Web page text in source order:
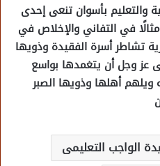
والتعليم بأسوان تنعى إحدى
في التفاني والإخلاص في
تشاطر أسرة الفقيدة وذويها
عز وجل أن يتغمدها بواسع
أهلها وذويها الصبر
الواجب التعليمى